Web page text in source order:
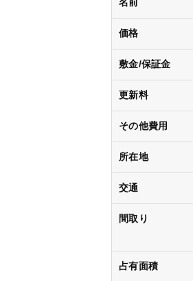
名前
価格
敷金/保証金
更新料
その他費用
所在地
交通
間取り
占有面積